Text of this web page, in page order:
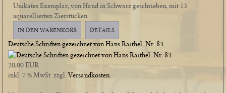
Unikates Exemplar, von Hand in Schwarz geschrieben, mit 13
aquarellierten Zierstücken.
IN DEN WARENKORB DETAILS
Deutsche Schriften gezeichnet von Hans Raithel. Nr. 83
20,00 EUR
inkl. 7 % MwSt. zzgl. Versandkosten